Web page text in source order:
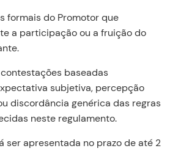
do Promotor que
a participação ou a fruição do
baseadas
subjetiva, percepção
discordância genérica das regras
neste regulamento.
ser apresentada no prazo de até 2